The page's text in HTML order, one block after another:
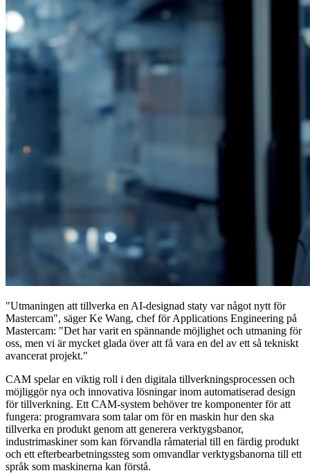
"Utmaningen att tillverka en AI-designad staty var något nytt för
Mastercam", säger Ke Wang, chef för Applications Engineering på
Mastercam: "Det har varit en spännande möjlighet och utmaning för
oss, men vi är mycket glada över att få vara en del av ett så tekniskt
avancerat projekt."
CAM spelar en viktig roll i den digitala tillverkningsprocessen och
möjliggör nya och innovativa lösningar inom automatiserad design
för tillverkning. Ett CAM-system behöver tre komponenter för att
fungera: programvara som talar om för en maskin hur den ska
tillverka en produkt genom att generera verktygsbanor,
industrimaskiner som kan förvandla råmaterial till en färdig produkt
och ett efterbearbetningssteg som omvandlar verktygsbanorna till ett
språk som maskinerna kan förstå.